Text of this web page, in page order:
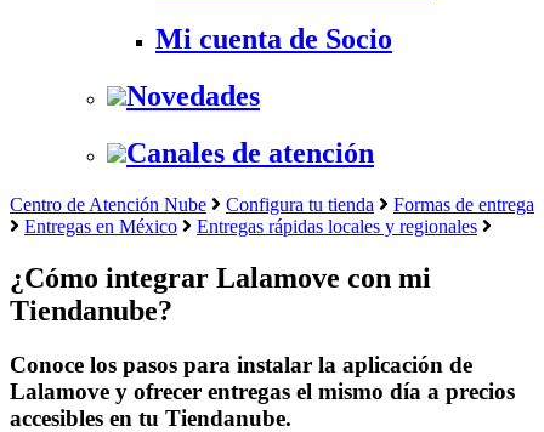
Mi cuenta de Socio
Novedades
Canales de atención
Centro de Atención Nube Configura tu tienda
Formas de entrega
Entregas en México
Entregas rápidas locales y regionales
¿Cómo integrar Lalamove con mi
Tiendanube?
Conoce los pasos para instalar la aplicación de
Lalamove y ofrecer entregas el mismo día a precios
accesibles en tu Tiendanube.